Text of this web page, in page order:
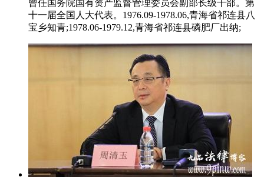
曾任国务院国有资产监督管理委员会副部长级干部。第
十一届全国人大代表。1976.09-1978.06,青海省祁连县八
宝乡知青;1978.06-1979.12,青海省祁连县磷肥厂出纳;